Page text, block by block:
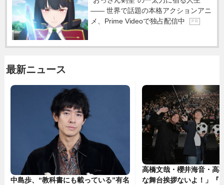
―― 世界で話題の本格アクションアニ
メ、Prime Videoで独占配信中
P R
最新ニュース
中島歩、“教科書にも載っている”有名
高橋文哉・櫻井海音・高
な舞台挨拶ないよ！」『